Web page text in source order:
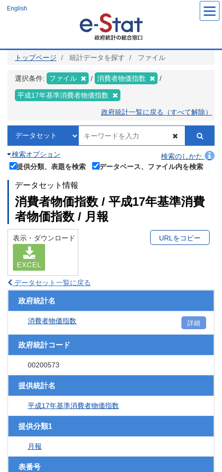
ツ
English
トップページ 統計データを探す ファイル
選択条件: ファイル 消費者物価指数
平成17年基準消費者物価指数
政府統計一覧に戻る（すべて解除）
検索オプション
検索のしかた
提供分類、表題を検索
データベース、ファイル内を検索
データセット情報
消費者物価指数 / 平成17年基準消費
者物価指数 / 月報
表示・ダウンロード
EXCEL
URLをコピー
データセット一覧に戻る
政府統計名
消費者物価指数 詳細
政府統計コード
00200573
提供統計名
平成17年基準消費者物価指数
提供分類1
月報
表番号